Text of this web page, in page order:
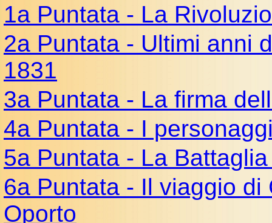
1a Puntata - La
2a Puntata - Ultimi anni
1831
3a Puntata - La firma
4a Puntata - I
5a Puntata - La
6a Puntata - Il viaggio
Oporto